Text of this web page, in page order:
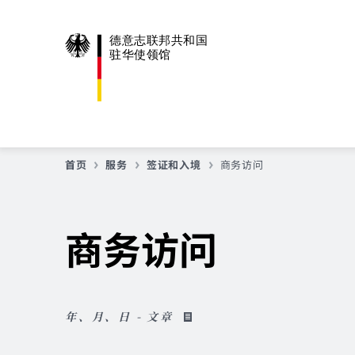
德意志联邦共和国
驻华使领馆
首页 服务 签证和入境 商务访问
商务访问
年、月、日 - 文章